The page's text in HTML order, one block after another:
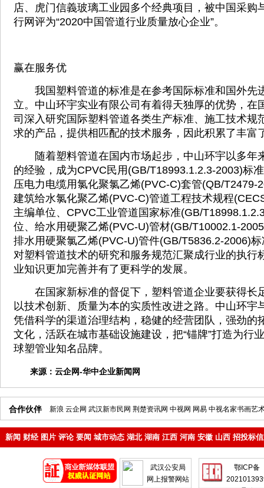
店、虎门信義玻璃工业园多个经典项目，被中国采购
行网评为“2020中国管道行业质量放心企业”。
赢在服务优
我国塑料管道的标准是在参考国际标准和国外先
立。中山环宇实业有限公司有着得天独厚的优势，在
司深入研究国际塑料管道各类生产标准、施工技术规
求的产品，提供相匹配的技术服务，因此积累了丰富
随着塑料管道在国内市场起步，中山环宇以多年
的经验，成为CPVC民用(GB/T18993.1.2.3-2003)标
压电力电缆用氯化聚氯乙烯(PVC-C)套管(QB/T2479-
建筑给水氯化聚乙烯(PVC-C)管道工程技术规程
主编单位、CPVC工业管道国家标准(GB/
位、给水用硬聚乙烯(PVC-U)管材(GB/T10002.1-
排水用硬聚氯乙烯(PVC-U)管件(GB/T5836.2-2006)
对塑料管道技术的研究和服务规范汇聚成行业的执行
业知识更加完善并有了更科学的发展。
在国家新标准的督促下，塑料管道企业要获得长
以技术创新、质量为本的实质性改进之路。中山环宇
凭借科学的渠道治理结构，稳健的经营团队，强劲的
文化，活跃在城市基础设施建设，把“锚牌”打造为行
球塑管业知名品牌。
来源： 云企网-华中企业新闻网
合作伙伴 新浪 云企网 武汉新市民网 荆楚资讯网 中视网 网易 中视名家书画艺
新闻 财经 图片 评论 要闻 城市动态 湖北 湖南 江西 河南 安徽 山西 招投标
武汉公安局
网上报警网站
鄂ICP备